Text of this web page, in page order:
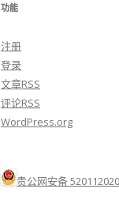
功能
注册
登录
文章RSS
评论RSS
WordPress.org
贵公网安备